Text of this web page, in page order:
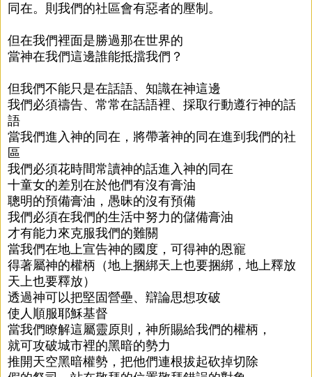
同在。則我們的社區會有惡者的壓制。
但在我們裡面是勝過那在世界的
當神在我們這邊誰能抵擋我們？
但我們不能只是在話語、知識在神這邊
我們必須禱告、常常在話語裡、採取行動遵行神的話
語
當我們進入神的同在，將帶著神的同在進到我們的社
區
我們必須花時間常讀神的話進入神的同在
十童女的差別在於他們有沒有膏油
聰明的預備膏油，愚昧的沒有預備
我們必須在我們的生活中努力的儲備膏油
才有能力來克服我們的難關
當我們在地上宣告神的國度，可得神的恩寵
得著屬神的權柄（地上捆綁天上也要捆綁，地上釋放
天上也要釋放）
透過神可以把堅固營壘、辯論思想攻破
使人順服耶穌基督
當我們瞭解這屬靈原則，神所賜給我們的權柄，
就可攻破城市裡的黑暗的勢力
推開天空黑暗權勢，把他們連根拔起砍掉切除